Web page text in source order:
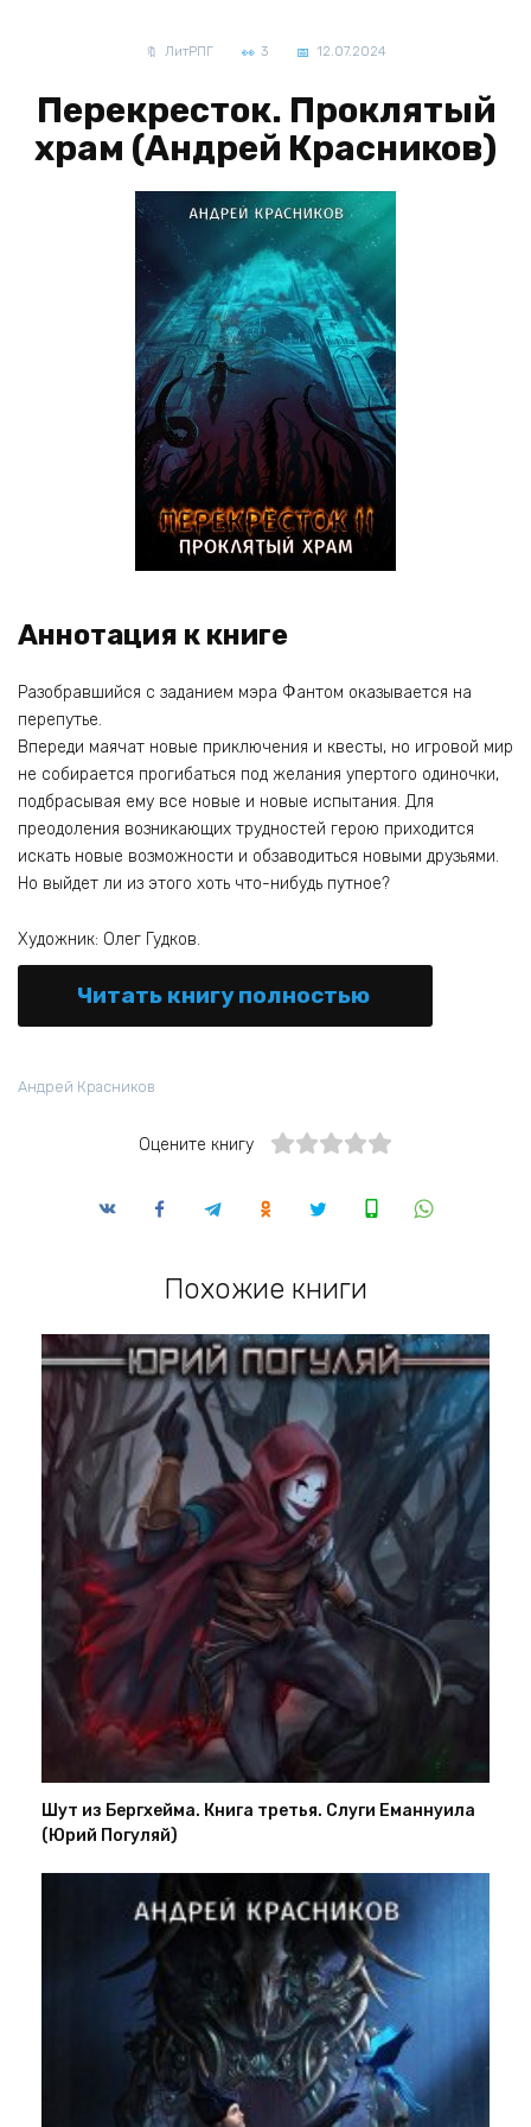
ЛитРПГ 3 12.07.2024
Перекресток. Проклятый
храм (Андрей Красников)
Аннотация к книге
Разобравшийся с заданием мэра Фантом оказывается на
перепутье.
Впереди маячат новые приключения и квесты, но игровой мир
не собирается прогибаться под желания упертого одиночки,
подбрасывая ему все новые и новые испытания. Для
преодоления возникающих трудностей герою приходится
искать новые возможности и обзаводиться новыми друзьями.
Но выйдет ли из этого хоть что-нибудь путное?
Художник: Олег Гудков.
Читать книгу полностью
Андрей Красников
Оцените книгу
Похожие книги
Шут из Бергхейма. Книга третья. Слуги Еманнуила
(Юрий Погуляй)